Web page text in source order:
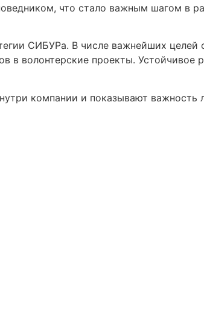
что стало важным шагом в
СИБУРа. В числе важнейших
волонтерские проекты. Устойчивое
компании и показывают важность